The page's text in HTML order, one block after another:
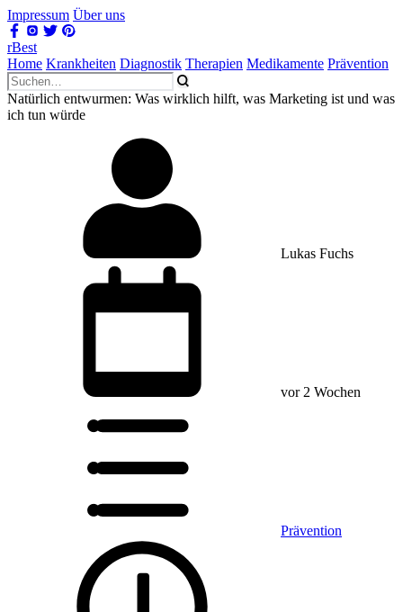
Impressum Über uns
rBest
Home Krankheiten Diagnostik Therapien Medikamente Prävention
Natürlich entwurmen: Was wirklich hilft, was Marketing ist und was
ich tun würde
Lukas Fuchs
vor 2 Wochen
Prävention